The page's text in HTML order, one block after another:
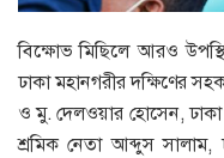
বিক্ষোভ মিছিলে আরও
ঢাকা মহানগরীর দক্ষিণের
ও মু. দেলওয়ার হোসেন, ঢাকা
শ্রমিক নেতা আব্দুস সালাম,